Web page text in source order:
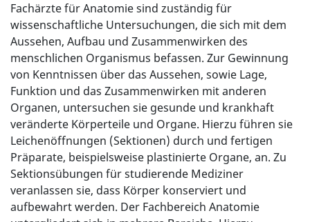
Fachärzte für Anatomie sind zuständig für
wissenschaftliche Untersuchungen, die sich mit dem
Aussehen, Aufbau und Zusammenwirken des
menschlichen Organismus befassen. Zur Gewinnung
von Kenntnissen über das Aussehen, sowie Lage,
Funktion und das Zusammenwirken mit anderen
Organen, untersuchen sie gesunde und krankhaft
veränderte Körperteile und Organe. Hierzu führen sie
Leichenöffnungen (Sektionen) durch und fertigen
Präparate, beispielsweise plastinierte Organe, an. Zu
Sektionsübungen für studierende Mediziner
veranlassen sie, dass Körper konserviert und
aufbewahrt werden. Der Fachbereich Anatomie